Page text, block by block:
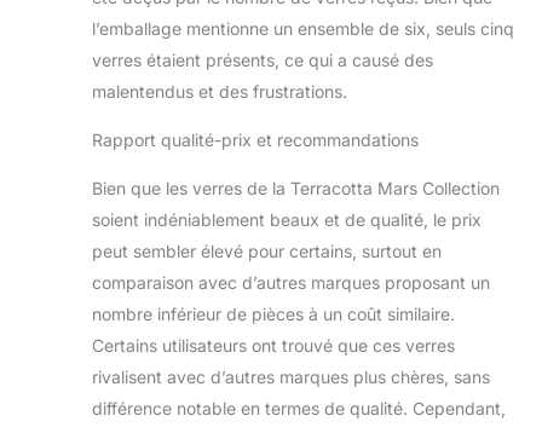
plein air, les brunchs et
les fêtes de l'après-
midi. Ils sont également
parfaits pour les
ajoutant une touche
d'élégance à n'importe
verres dans chaque lot,
vous pouvez facilement
organiser une petite
réunion ou inviter tous
famille à une grande
fête. Chez Khen, nous
nous engageons à
l’emballage mentionne un ensemble de six, seuls cinq
verres étaient présents, ce qui a causé des
malentendus et des frustrations.
Rapport qualité-prix et recommandations
Bien que les verres de la Terracotta Mars Collection
soient indéniablement beaux et de qualité, le prix
peut sembler élevé pour certains, surtout en
comparaison avec d’autres marques proposant un
nombre inférieur de pièces à un coût similaire.
Certains utilisateurs ont trouvé que ces verres
rivalisent avec d’autres marques plus chères, sans
différence notable en termes de qualité. Cependant,